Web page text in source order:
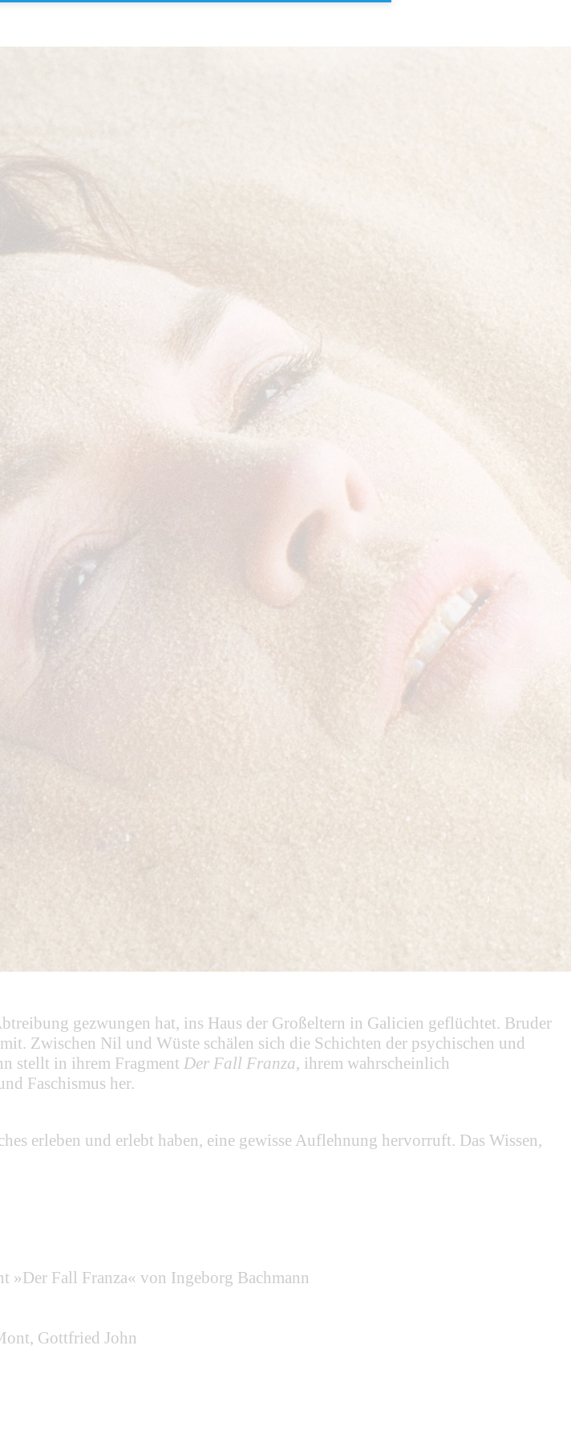
gezwungen hat, ins Haus der Großeltern in Galicien geflüchtet. Bruder
Zwischen Nil und Wüste schälen sich die Schichten der psychischen und
stellt in ihrem Fragment Der Fall Franza, ihrem wahrscheinlich
Faschismus her.
erleben und erlebt haben, eine gewisse Auflehnung hervorruft. Das Wissen,
»Der Fall Franza« von Ingeborg Bachmann
Gottfried John